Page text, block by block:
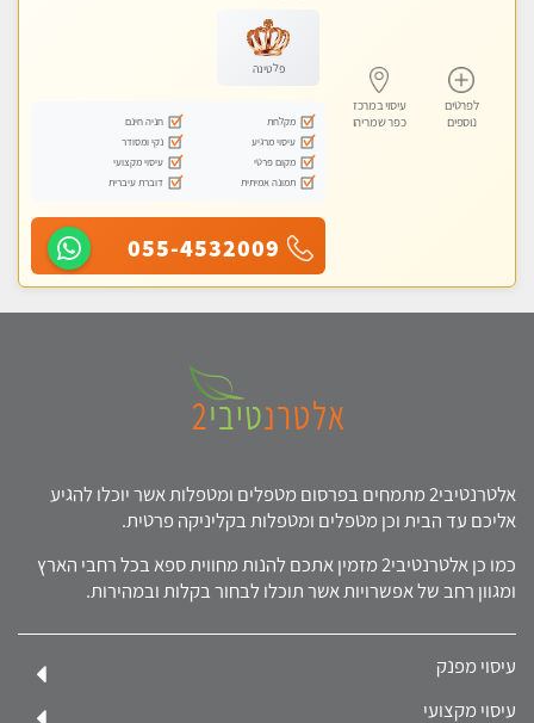
לפרטים
נוספים
עיסוי במרכז
כפר שמריהו
פלטינה
מקלחת
חניה חינם
עיסוי מרגיע
נקי ומסודר
מקום פרטי
עיסוי מקצועי
תמונה אמיתית
דוברת עיברית
055-4532009
אלטרנטיבי2 מתמחים בפרסום מטפלים ומטפלות אשר יוכלו להגיע
אליכם עד הבית וכן מטפלים ומטפלות בקליניקה פרטית.
כמו כן אלטרנטיבי2 מזמין אתכם להנות מחווית ספא בכל רחבי הארץ
ומגוון רחב של אפשרויות אשר תוכלו לבחור בקלות ובמהירות.
עיסוי מפנק
עיסוי מקצועי